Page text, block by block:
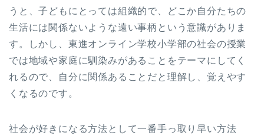
うと、子どもにとっては組織的で、どこか自分たちの
生活には関係ないような遠い事柄という意識がありま
す。しかし、東進オンライン学校小学部の社会の授業
では地域や家庭に馴染みがあることをテーマにしてく
れるので、自分に関係あることだと理解し、覚えやす
くなるのです。
社会が好きになる方法として一番手っ取り早い方法